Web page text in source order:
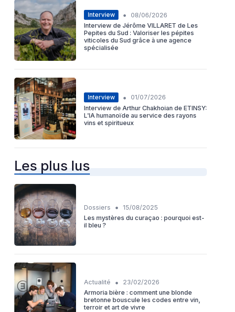
Interview •
08/06/2026
Interview de Jérôme VILLARET de Les
Pepites du Sud : Valoriser les pépites
viticoles du Sud grâce à une agence
spécialisée
Interview •
01/07/2026
Interview de Arthur Chakhoian de ETINSY:
L'IA humanoïde au service des rayons
vins et spiritueux
Les plus lus
Dossiers •
15/08/2025
Les mystères du curaçao : pourquoi est-
il bleu ?
Actualité •
23/02/2026
Armoria bière : comment une blonde
bretonne bouscule les codes entre vin,
terroir et art de vivre